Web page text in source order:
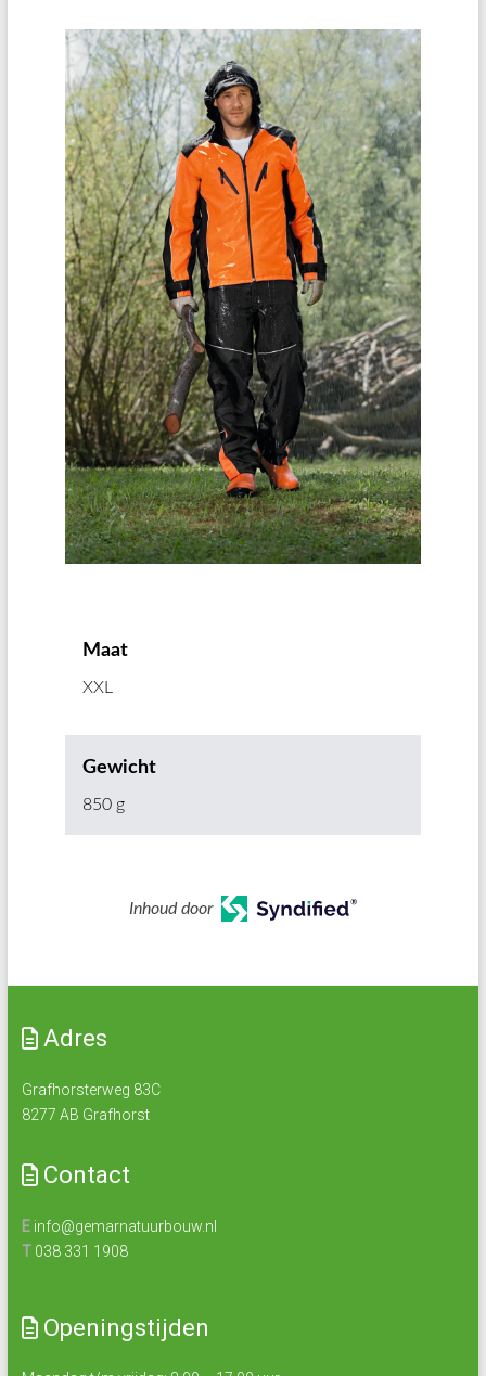
Maat
XXL
Gewicht
850 g
Inhoud door
Adres
Grafhorsterweg 83C
8277 AB Grafhorst
Contact
E info@gemarnatuurbouw.nl
T 038 331 1908
Openingstijden